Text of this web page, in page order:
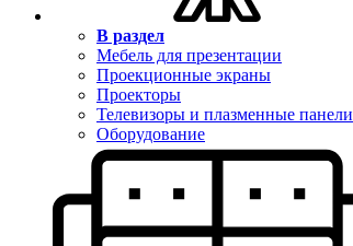
В раздел
Мебель для презентации
Проекционные экраны
Проекторы
Телевизоры и плазменные панели
Оборудование